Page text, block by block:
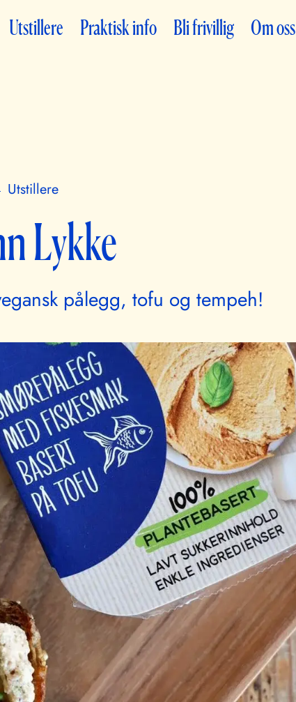
Utstillere Praktisk info Bli frivillig Om oss
Utstillere
Lykke
pålegg, tofu og tempeh!